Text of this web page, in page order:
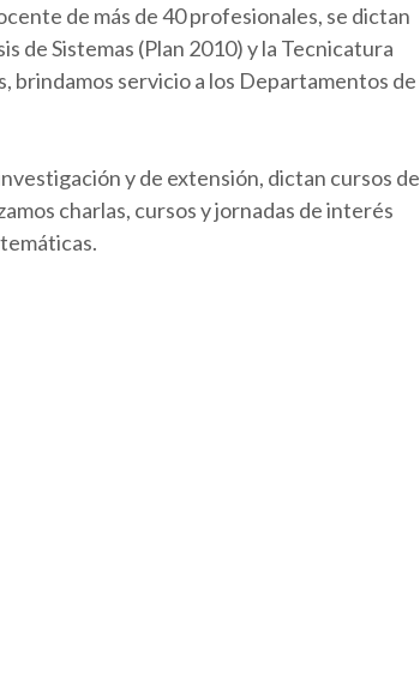
de más de 40 profesionales, se dictan
de Sistemas (Plan 2010) y la Tecnicatura
brindamos servicio a los Departamentos de
y de extensión, dictan cursos de
charlas, cursos y jornadas de interés